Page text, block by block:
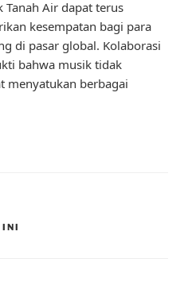
Air dapat terus
kesempatan bagi para
di pasar global. Kolaborasi
bahwa musik tidak
menyatukan berbagai
INI